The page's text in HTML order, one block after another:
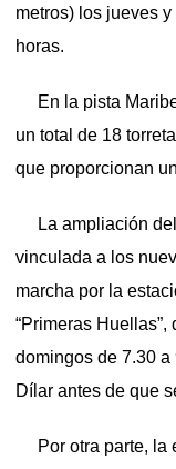
metros) los jueves
horas.
En la pista
un total de 18
que proporcionan
La ampliación del
vinculada a los
marcha por la
“Primeras
domingos de 7.30
Dílar antes de que
Por otra parte, la